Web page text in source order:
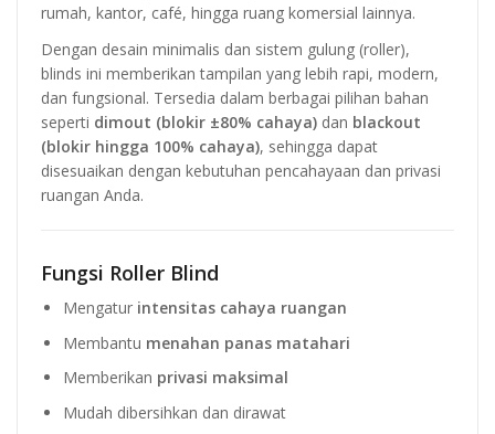
rumah, kantor, café, hingga ruang komersial lainnya.
Dengan desain minimalis dan sistem gulung (roller),
blinds ini memberikan tampilan yang lebih rapi, modern,
dan fungsional. Tersedia dalam berbagai pilihan bahan
seperti dimout (blokir ±80% cahaya) dan blackout
(blokir hingga 100% cahaya), sehingga dapat
disesuaikan dengan kebutuhan pencahayaan dan privasi
ruangan Anda.
Fungsi Roller Blind
Mengatur intensitas cahaya ruangan
Membantu menahan panas matahari
Memberikan privasi maksimal
Mudah dibersihkan dan dirawat